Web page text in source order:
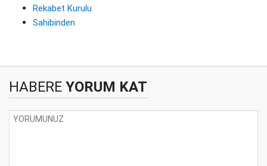
Rekabet Kurulu
Sahibinden
HABERE YORUM KAT